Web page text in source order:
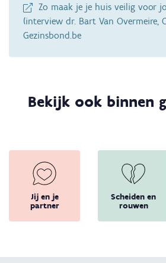
Zo maak je je huis veilig voor
(interview dr. Bart Van Overmeire,
Gezinsbond.be
Bekijk ook binnen
Jij en je
partner
Scheiden en
rouwen